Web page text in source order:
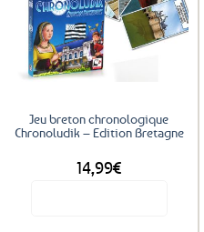
Ajouter
aux
favoris
Jeu breton chronologique
Chronoludik – Edition Bretagne
14,99€